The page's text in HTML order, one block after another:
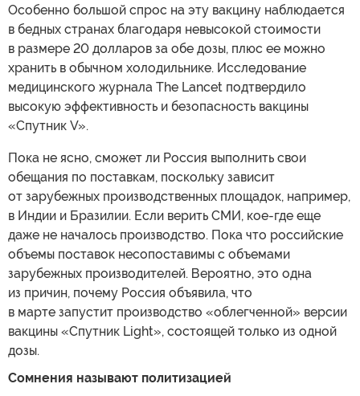
Особенно большой спрос на эту вакцину наблюдается
в бедных странах благодаря невысокой стоимости
в размере 20 долларов за обе дозы, плюс ее можно
хранить в обычном холодильнике. Исследование
медицинского журнала The Lancet подтвердило
высокую эффективность и безопасность вакцины
«Спутник V».
Пока не ясно, сможет ли Россия выполнить свои
обещания по поставкам, поскольку зависит
от зарубежных производственных площадок, например,
в Индии и Бразилии. Если верить СМИ, кое-где еще
даже не началось производство. Пока что российские
объемы поставок несопоставимы с объемами
зарубежных производителей. Вероятно, это одна
из причин, почему Россия объявила, что
в марте запустит производство «облегченной» версии
вакцины «Спутник Light», состоящей только из одной
дозы.
Сомнения называют политизацией